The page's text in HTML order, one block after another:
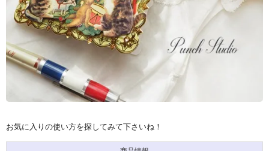
お気に入りの使い方を探してみて下さいね！